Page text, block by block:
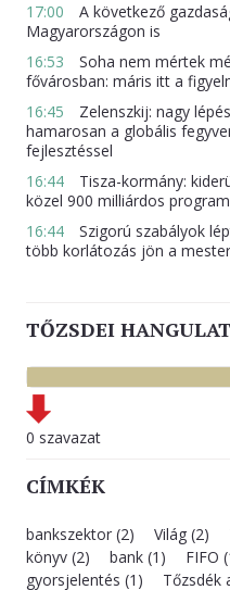
17:00
A következő
Magyarországon is
16:53
Soha nem mértek
fővárosban: máris itt a
16:45
Zelenszkij: nagy
hamarosan a globális
fejlesztéssel
16:44
Tisza-kormány:
közel 900 milliárdos
16:44
Szigorú szabályok
több korlátozás jön a
TŐZSDEI
0 szavazat
CÍMKÉK
bankszektor (2) Világ (2)
könyv (2)
bank (1) FIFO
gyorsjelentés (1)
Tőzsdék